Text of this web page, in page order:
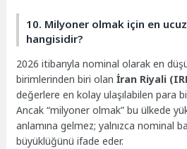
10. Milyoner olmak için en
hangisidir?
2026 itibarıyla nominal olarak en
birimlerinden biri olanİran Riyali
değerlere en kolay ulaşılabilen para
Ancak “milyoner olmak” bu ülkede
anlamına gelmez; yalnızca nominal
büyüklüğünü ifade eder.